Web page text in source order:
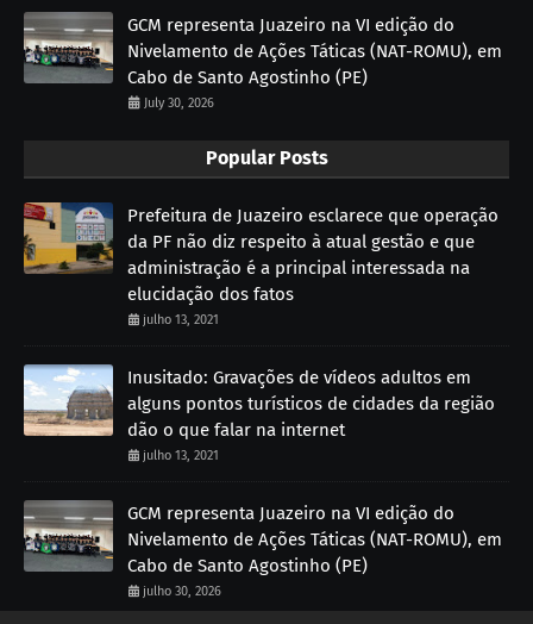
GCM representa Juazeiro na VI edição do
Nivelamento de Ações Táticas (NAT-ROMU), em
Cabo de Santo Agostinho (PE)
July 30, 2026
Popular Posts
Prefeitura de Juazeiro esclarece que operação
da PF não diz respeito à atual gestão e que
administração é a principal interessada na
elucidação dos fatos
julho 13, 2021
Inusitado: Gravações de vídeos adultos em
alguns pontos turísticos de cidades da região
dão o que falar na internet
julho 13, 2021
GCM representa Juazeiro na VI edição do
Nivelamento de Ações Táticas (NAT-ROMU), em
Cabo de Santo Agostinho (PE)
julho 30, 2026